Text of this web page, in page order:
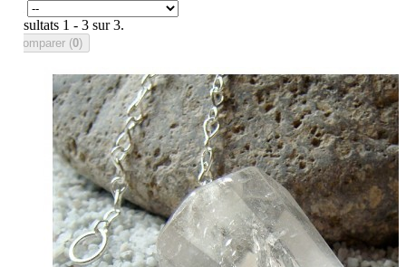
Résultats 1 - 3 sur 3.
Comparer (0)